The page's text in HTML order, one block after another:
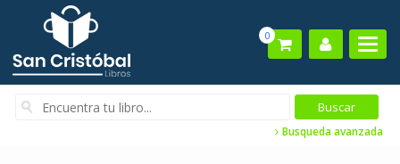
0
Busqueda avanzada